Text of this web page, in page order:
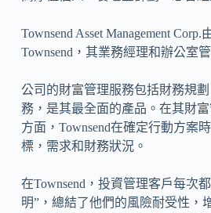
Townsend Asset Management
Townsend，其業務經理和辦公室
公司的財富管理服務包括財務規
務，是其最全面的產品。在其財
方面，Townsend在確定行動方案
標，需求和財務狀況。
在Townsend，投資管理客戶每次
明”，總結了他們的風險耐受性，